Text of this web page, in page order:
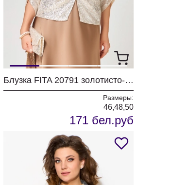
Блузка FITA 20791 золотисто-бежевый
Размеры:
46,48,50
171 бел.руб